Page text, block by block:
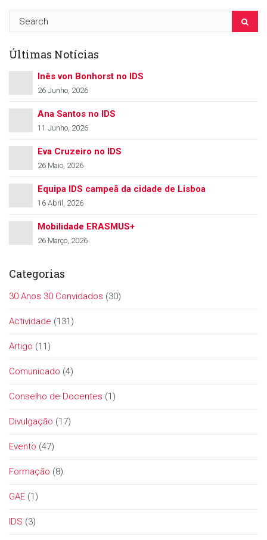
Últimas Notícias
Inês von Bonhorst no IDS
26 Junho, 2026
Ana Santos no IDS
11 Junho, 2026
Eva Cruzeiro no IDS
26 Maio, 2026
Equipa IDS campeã da cidade de Lisboa
16 Abril, 2026
Mobilidade ERASMUS+
26 Março, 2026
Categorias
30 Anos 30 Convidados (30)
Actividade (131)
Artigo (11)
Comunicado (4)
Conselho de Docentes (1)
Divulgação (17)
Evento (47)
Formação (8)
GAE (1)
IDS (3)